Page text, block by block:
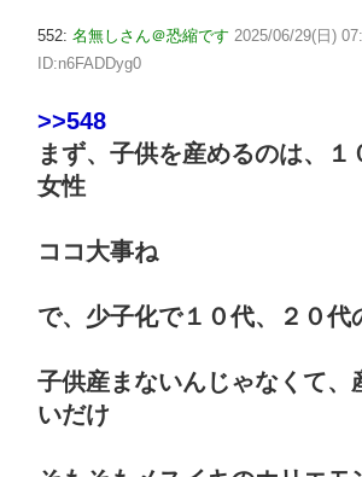
552: 名無しさん＠恐縮です 2025/06/29(日)
ID:n6FADDyg0
>>548
まず、子供を産めるのは、１
女性
ココ大事ね
で、少子化で１０代、２０代
子供産まないんじゃなくて、
いだけ